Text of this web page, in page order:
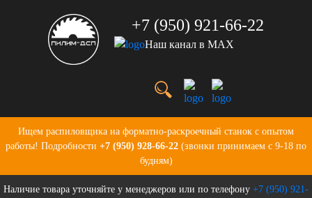
+7 (950) 921-66-22
Наш канал в MAX
Услуги
Портфолио
Производство
Бланки для заказов
Ищем распиловщика на форматно-раскроечный станок с опытом
работы! Подробности +7 (950) 928-66-22 (звонки принимаем с 9-18 по
будням)
Наличие товара уточняйте у менеджеров или по телефону +7 (950) 921-